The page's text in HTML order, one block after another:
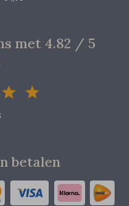
met 4.82 / 5
betalen